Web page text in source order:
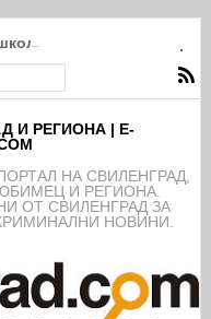
на ФК
И РЕГИОНА | E-
НА СВИЛЕНГРАД,
И РЕГИОНА.
ОТ СВИЛЕНГРАД ЗА
НОВИНИ.